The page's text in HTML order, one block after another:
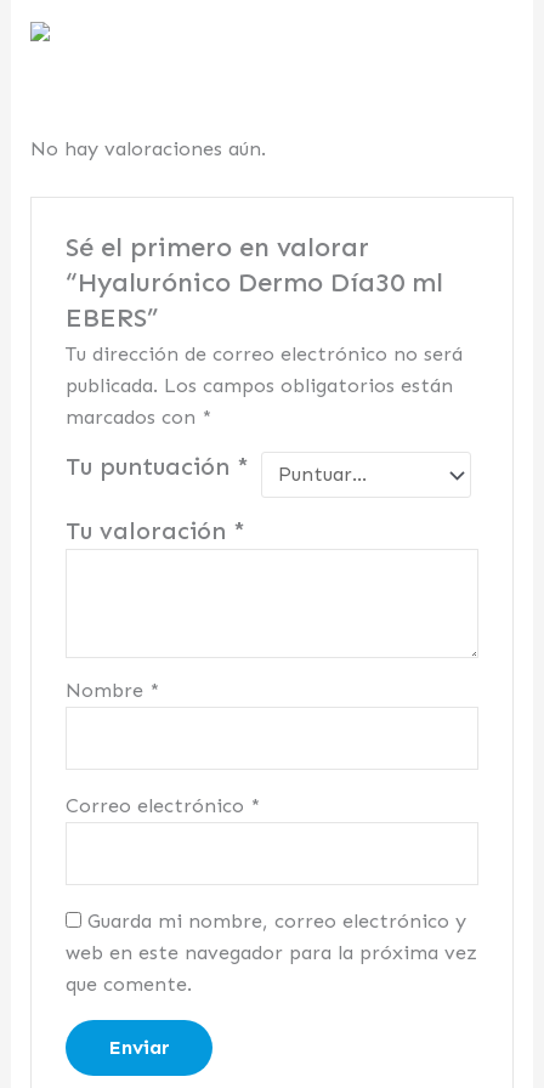
No hay valoraciones aún.
Sé el primero en valorar
“Hyalurónico Dermo Día30 ml
EBERS”
Tu dirección de correo electrónico no será
publicada. Los campos obligatorios están
marcados con *
Tu puntuación *
Tu valoración *
Nombre *
Correo electrónico *
Guarda mi nombre, correo electrónico y
web en este navegador para la próxima vez
que comente.